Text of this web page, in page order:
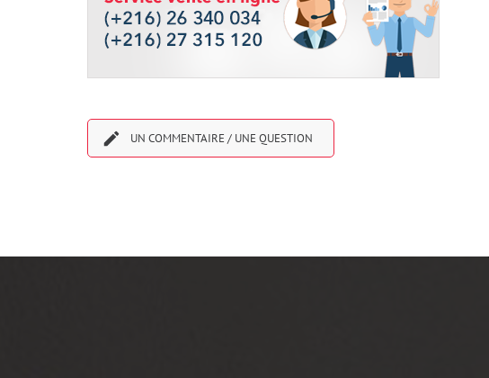
 UN COMMENTAIRE / UNE QUESTION